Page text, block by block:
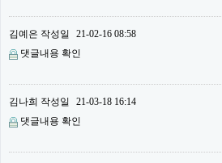
김예은 작성일
21-02-16 08:58
댓글내용 확인
김나희 작성일
21-03-18 16:14
댓글내용 확인